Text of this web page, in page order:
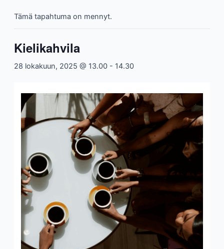
Tämä tapahtuma on mennyt.
Kielikahvila
28 lokakuun, 2025 @ 13.00- 14.30